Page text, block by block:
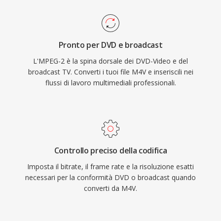
transcodifica senza necessità di conversione.
funzionalità di resilienza agli errori essenziali
per la distribuzione broadcast su canali
rumorosi, mentre la variante program stream
serve le applicazioni orientate
all&#039;archiviazione come i DVD. MPEG-2
supporta risoluzioni fino a 1920x1152 nel Main
professionali. Sebbene codec più recenti come
compressione sostanzialmente migliore,
MPEG-2 resta radicato nell&#039;infrastruttura
broadcast, nei sistemi via cavo e satellite e nei
Pronto per DVD e broadcast
L'MPEG-2 è la spina dorsale dei DVD-Video e del
broadcast TV. Converti i tuoi file M4V e inseriscili nei
flussi di lavoro multimediali professionali.
Controllo preciso della codifica
Imposta il bitrate, il frame rate e la risoluzione esatti
necessari per la conformità DVD o broadcast quando
converti da M4V.